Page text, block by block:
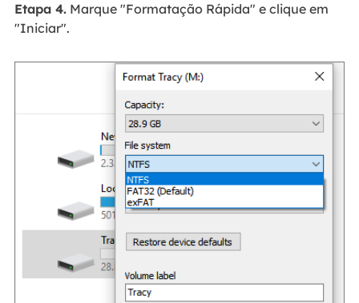
Etapa 4.Marque "Formatação Rápida" e clique em
"Iniciar".